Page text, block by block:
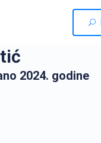
2024. godine